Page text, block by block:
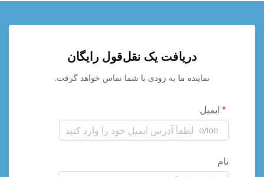
دریافت یک نقل‌قول رایگان
نماینده ما به زودی با شما تماس خواهد گرفت.
ایمیل
0/100
نام